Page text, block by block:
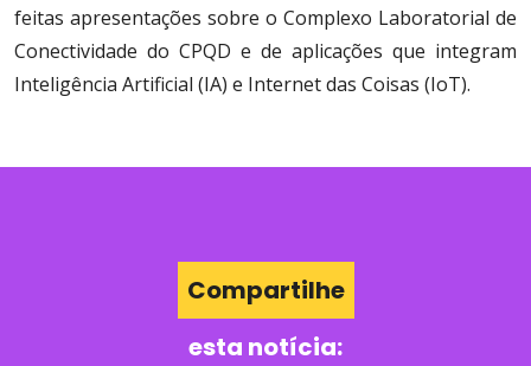
feitas apresentações sobre o Complexo Laboratorial de
Conectividade do CPQD e de aplicações que integram
Inteligência Artificial (IA) e Internet das Coisas (IoT).
Compartilhe
esta notícia: